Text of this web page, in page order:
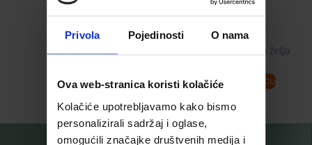
Privola Pojedinosti O nama
Ova web-stranica koristi kolačiće
Kolačiće upotrebljavamo kako bismo
personalizirali sadržaj i oglase,
omogućili značajke društvenih medija i
Pročitaj više
Dodaj u listu želja
Dodaj u košaricu